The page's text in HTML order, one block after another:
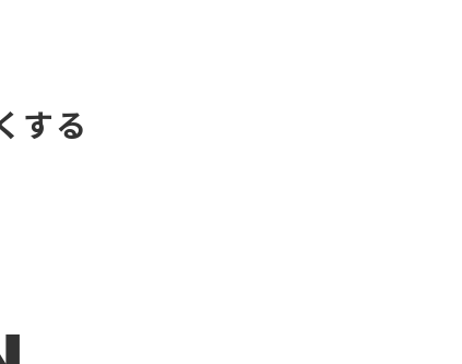
する